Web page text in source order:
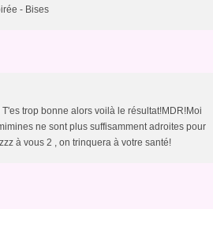
- Bises
trop bonne alors voilà le résultat!MDR!Moi
ne sont plus suffisamment adroites pour
à vous 2 , on trinquera à votre santé!